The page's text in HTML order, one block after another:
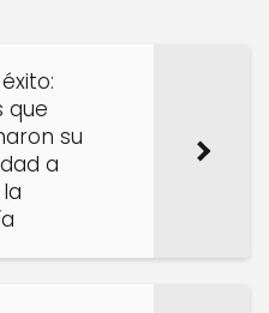
que
su
a